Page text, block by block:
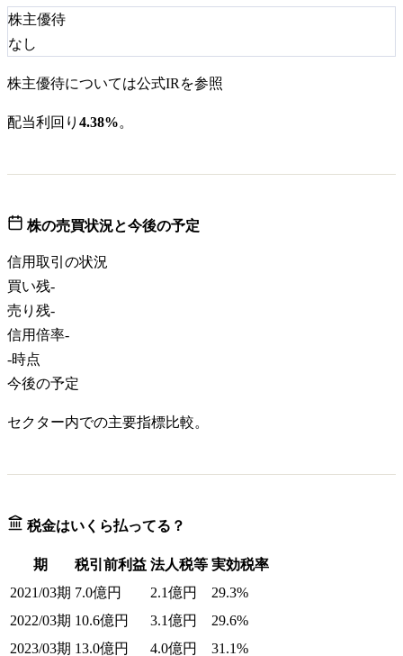
株主優待
なし
株主優待については公式IRを参照
配当利回り 4.38%。
株の売買状況と今後の予定
信用取引の状況
買い残-
売り残-
信用倍率-
-時点
今後の予定
セクター内での主要指標比較。
税金はいくら払ってる？
期 税引前利益 法人税等 実効税率
2021/03期 7.0億円 2.1億円
29.3%
2022/03期 10.6億円 3.1億円
29.6%
2023/03期 13.0億円 4.0億円 31.1%